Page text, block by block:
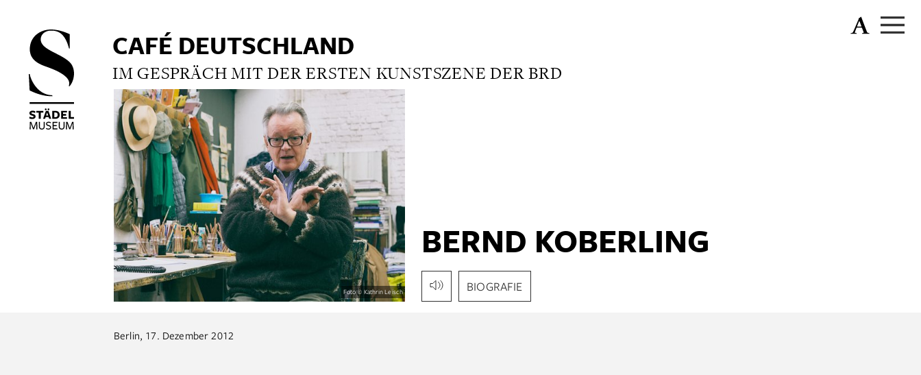
CAFÉ DEUTSCHLAND
IM GESPRÄCH MIT DER ERSTEN KUNSTSZENE DER BRD
Foto © Kathrin Leisch
BERND KOBERLING
BIOGRAFIE
Berlin, 17. Dezember 2012